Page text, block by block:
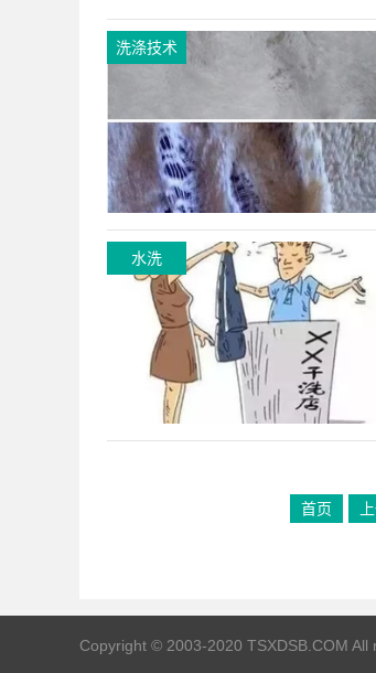
洗涤技术
水洗
首页
Copyright © 2003-2020 TSXDSB.COM